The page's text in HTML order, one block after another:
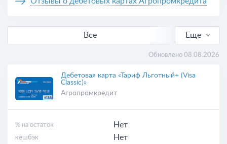
Все
Еще
Обновлено 08.08.2026
Дебетовая карта «Тариф Льготный+ (Visa
Classic)»
Агропромкредит
% на остаток Нет
кешбэк Нет